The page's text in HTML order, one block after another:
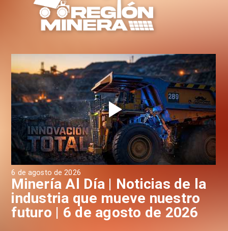
6 de agosto de 2026
Minería Al Día | Noticias de la
industria que mueve nuestro
futuro | 6 de agosto de 2026